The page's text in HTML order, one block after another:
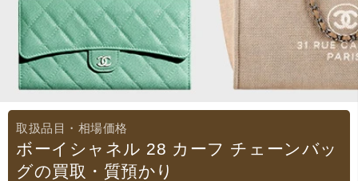
ボーイシャネル 28 カーフ チェーンバッ
グの買取・質預かり